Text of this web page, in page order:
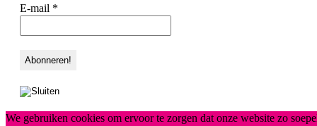
E-mail *
We gebruiken cookies om ervoor te zorgen dat onze website zo